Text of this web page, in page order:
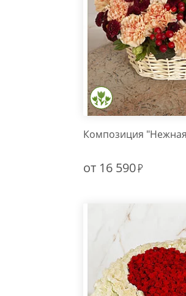
Композиция
от 16 590